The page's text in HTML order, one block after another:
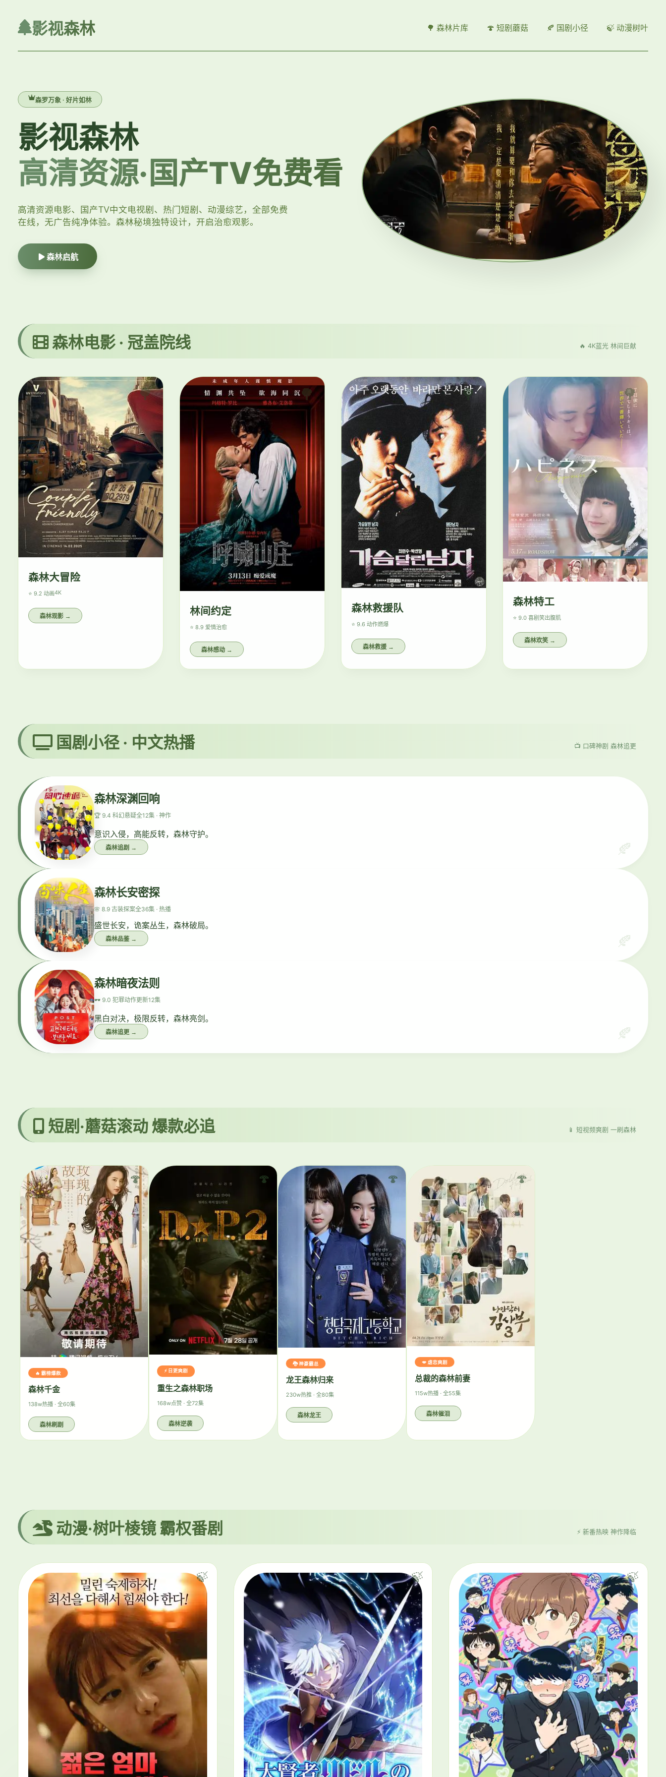
影视森林 🌳 森林片库 🍄 短剧蘑菇 🍂 国剧小径 🍃 动漫树叶
森罗万象 · 好片如林
影视森林
高清资源·国产TV免费看
高清资源电影、国产TV中文电视剧、热门短剧、动漫综艺，全部免费
在线，无广告纯净体验。森林秘境独特设计，开启治愈观影。
森林启航
森林电影 · 冠盖院线 🔥 4K蓝光 林间巨献
森林大冒险
⭐ 9.2 动画4K
森林观影 → 林间约定
⭐ 8.9 爱情治愈
森林感动 →
森林救援队
⭐ 9.6 动作燃爆
森林救援 →
森林特工
⭐ 9.0 喜剧笑出腹肌
森林欢笑 →
国剧小径 · 中文热播 📺 口碑神剧 森林追更
森林深渊回响
🏆 9.4 科幻悬疑全12集 · 神作
意识入侵，高能反转，森林守护。
森林追剧 →
森林长安密探
🌸 8.9 古装探案全36集 · 热播
盛世长安，诡案丛生，森林破局。
森林品鉴 →
森林暗夜法则
🕶️ 9.0 犯罪动作更新12集
黑白对决，极限反转，森林亮剑。
森林追更 →
短剧·蘑菇滚动 爆款必追 📱 短视频爽剧 一刷森林
🔥 霸榜爆款
森林千金
138w热播 · 全60集
森林刷剧
⚡ 日更爽剧
重生之森林职场
168w点赞 · 全72集
森林逆袭
🐉 神豪霸总
龙王森林归来
230w热推 · 全80集
森林龙王
💋 虐恋爽剧
总裁的森林前妻
115w热播 · 全55集
森林催泪
动漫·树叶棱镜 霸权番剧 ⚡ 新番热映 神作降临